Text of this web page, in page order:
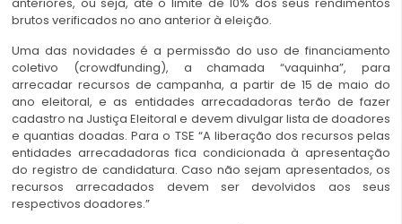
anteriores, ou seja, até o limite de 10% dos seus rendimentos
brutos verificados no ano anterior à eleição.
Uma das novidades é a permissão do uso de financiamento
coletivo (crowdfunding), a chamada “vaquinha”, para
arrecadar recursos de campanha, a partir de 15 de maio do
ano eleitoral, e as entidades arrecadadoras terão de fazer
cadastro na Justiça Eleitoral e devem divulgar lista de doadores
e quantias doadas. Para o TSE “A liberação dos recursos pelas
entidades arrecadadoras fica condicionada à apresentação
do registro de candidatura. Caso não sejam apresentados, os
recursos arrecadados devem ser devolvidos aos seus
respectivos doadores.”